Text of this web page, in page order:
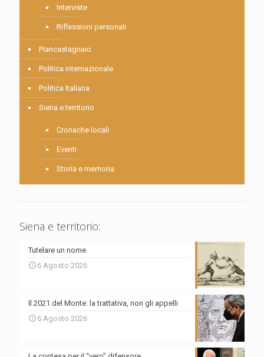
Interviste
Riflessioni personali
Piancastagnaio
Politica internazionale
Politica Italiana
Siena e territorio
Cronache locali
Eventi
Storia e memoria
Siena e territorio:
Tutelare un nome
6 Agosto 2026
Il 2021 del Monte: la trattativa, non gli appelli
6 Agosto 2026